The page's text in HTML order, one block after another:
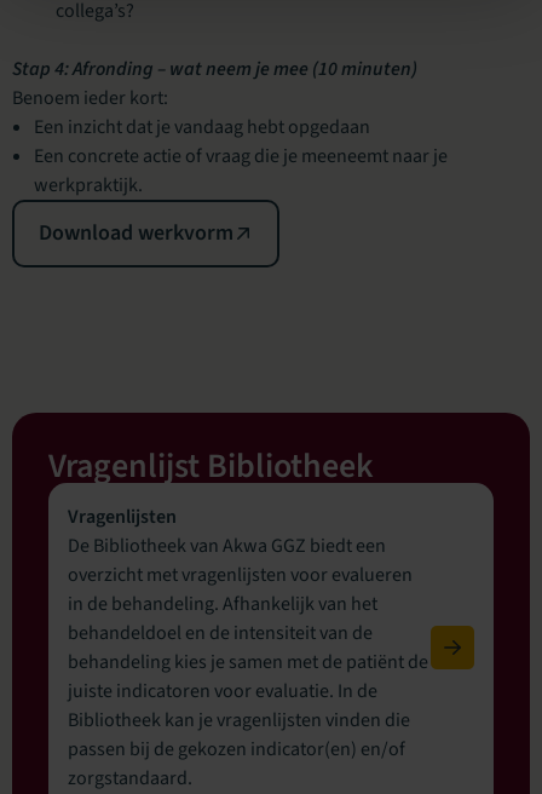
collega’s?
Stap 4: Afronding – wat neem je mee (10 minuten)
Benoem ieder kort:
Een inzicht dat je vandaag hebt opgedaan
Een concrete actie of vraag die je meeneemt naar je
werkpraktijk.
Download werkvorm
Vragenlijst Bibliotheek
Vragenlijsten
De Bibliotheek van Akwa GGZ biedt een
overzicht met vragenlijsten voor evalueren
in de behandeling. Afhankelijk van het
behandeldoel en de intensiteit van de
behandeling kies je samen met de patiënt de
juiste indicatoren voor evaluatie. In de
Bibliotheek kan je vragenlijsten vinden die
passen bij de gekozen indicator(en) en/of
zorgstandaard.